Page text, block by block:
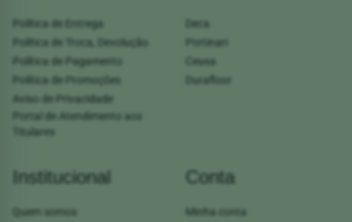
Política de Entrega
Política de Troca, Devolução
Política de Pagamento
Política de Promoções
Aviso de Privacidade
Portal de Atendimento aos
Titulares
Deca
Portinari
Ceusa
Durafloor
Institucional
Quem somos
Conta
Minha conta